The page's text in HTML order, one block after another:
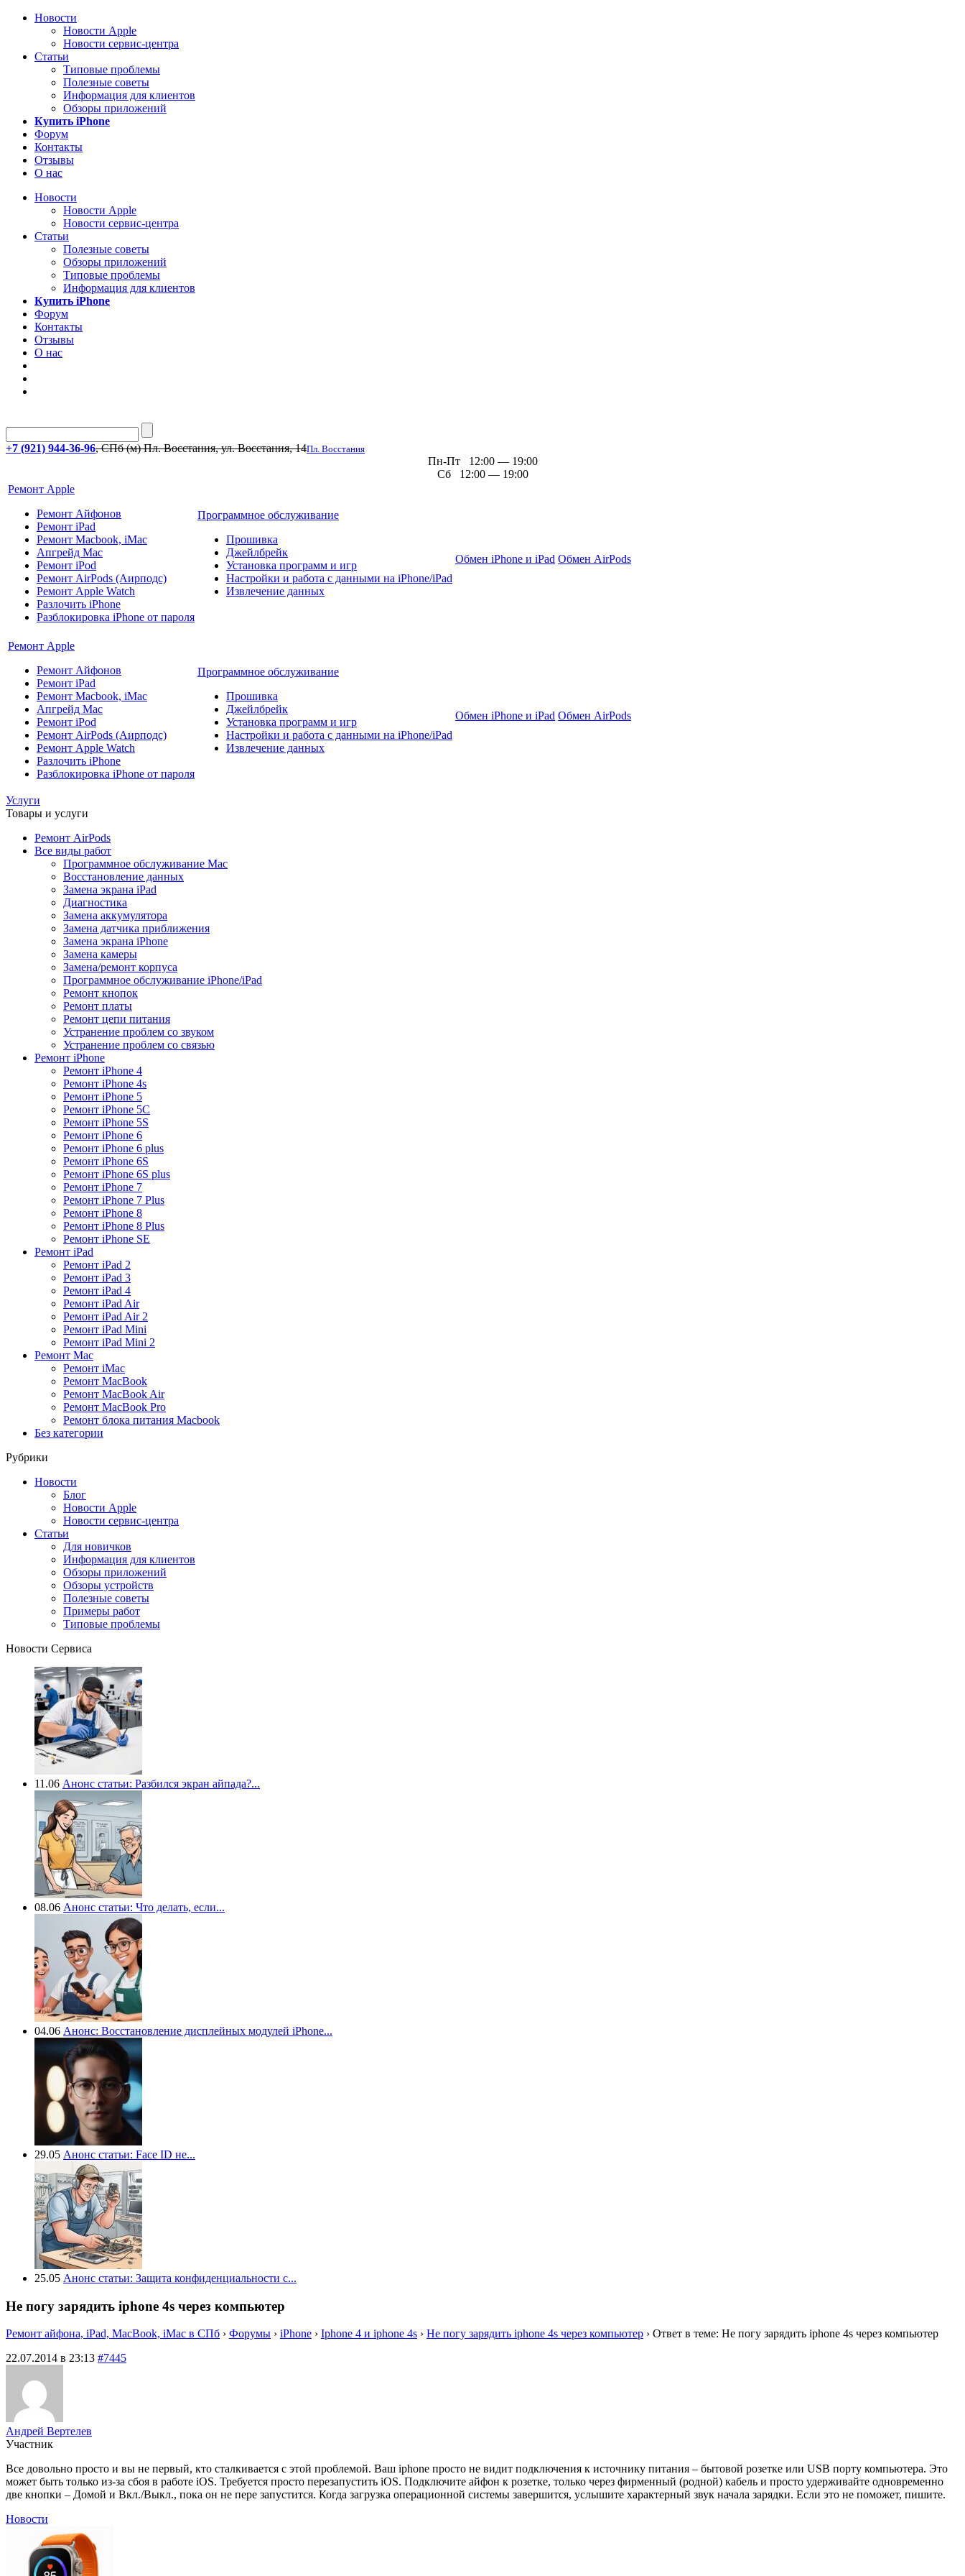
Новости
Новости Apple
Новости сервис-центра
Статьи
Типовые проблемы
Полезные советы
Информация для клиентов
Обзоры приложений
Купить iPhone
Форум
Контакты
Отзывы
О нас
Новости
Новости Apple
Новости сервис-центра
Статьи
Полезные советы
Обзоры приложений
Типовые проблемы
Информация для клиентов
Купить iPhone
Форум
Контакты
Отзывы
О нас
+7 (921) 944-36-96, СПб (м) Пл. Восстания, ул. Восстания, 14Пл. Восстания
Пн-Пт 12:00 — 19:00
Сб 12:00 — 19:00
Ремонт Apple
Ремонт Айфонов
Ремонт iPad
Ремонт Macbook, iMac
Апгрейд Mac
Ремонт iPod
Ремонт AirPods (Аирподс)
Ремонт Apple Watch
Разлочить iPhone
Разблокировка iPhone от пароля
Программное обслуживание
Прошивка
Джейлбрейк
Установка программ и игр
Настройки и работа с данными на iPhone/iPad
Извлечение данных
Обмен iPhone и iPad Обмен AirPods
Ремонт Apple
Ремонт Айфонов
Ремонт iPad
Ремонт Macbook, iMac
Апгрейд Mac
Ремонт iPod
Ремонт AirPods (Аирподс)
Ремонт Apple Watch
Разлочить iPhone
Разблокировка iPhone от пароля
Программное обслуживание
Прошивка
Джейлбрейк
Установка программ и игр
Настройки и работа с данными на iPhone/iPad
Извлечение данных
Обмен iPhone и iPad Обмен AirPods
Услуги
Товары и услуги
Ремонт AirPods
Все виды работ
Программное обслуживание Mac
Восстановление данных
Замена экрана iPad
Диагностика
Замена аккумулятора
Замена датчика приближения
Замена экрана iPhone
Замена камеры
Замена/ремонт корпуса
Программное обслуживание iPhone/iPad
Ремонт кнопок
Ремонт платы
Ремонт цепи питания
Устранение проблем со звуком
Устранение проблем со связью
Ремонт iPhone
Ремонт iPhone 4
Ремонт iPhone 4s
Ремонт iPhone 5
Ремонт iPhone 5C
Ремонт iPhone 5S
Ремонт iPhone 6
Ремонт iPhone 6 plus
Ремонт iPhone 6S
Ремонт iPhone 6S plus
Ремонт iPhone 7
Ремонт iPhone 7 Plus
Ремонт iPhone 8
Ремонт iPhone 8 Plus
Ремонт iPhone SE
Ремонт iPad
Ремонт iPad 2
Ремонт iPad 3
Ремонт iPad 4
Ремонт iPad Air
Ремонт iPad Air 2
Ремонт iPad Mini
Ремонт iPad Mini 2
Ремонт Mac
Ремонт iMac
Ремонт MacBook
Ремонт MacBook Air
Ремонт MacBook Pro
Ремонт блока питания Macbook
Без категории
Рубрики
Новости
Блог
Новости Apple
Новости сервис-центра
Статьи
Для новичков
Информация для клиентов
Обзоры приложений
Обзоры устройств
Полезные советы
Примеры работ
Типовые проблемы
Новости Сервиса
11.06 Анонс статьи: Разбился экран айпада?...
08.06 Анонс статьи: Что делать, если...
04.06 Анонс: Восстановление дисплейных модулей iPhone...
29.05 Анонс статьи: Face ID не...
25.05 Анонс статьи: Защита конфиденциальности с...
Не погу зарядить iphone 4s через компьютер
Ремонт айфона, iPad, MacBook, iMac в СПб › Форумы › iPhone › Iphone 4 и iphone 4s › Не погу зарядить iphone 4s через компьютер › Ответ в теме: Не погу зарядить iphone 4s через компьютер
22.07.2014 в 23:13 #7445
Андрей Вертелев
Участник
Все довольно просто и вы не первый, кто сталкивается с этой проблемой. Ваш iphone просто не видит подключения к источнику питания – бытовой розетке или USB порту компьютера. Это
может быть только из-за сбоя в работе iOS. Требуется просто перезапустить iOS. Подключите айфон к розетке, только через фирменный (родной) кабель и просто удерживайте одновременно
две кнопки – Домой и Вкл./Выкл., пока он не пере запустится. Когда загрузка операционной системы завершится, услышите характерный звук начала зарядки. Если это не поможет, пишите.
Новости